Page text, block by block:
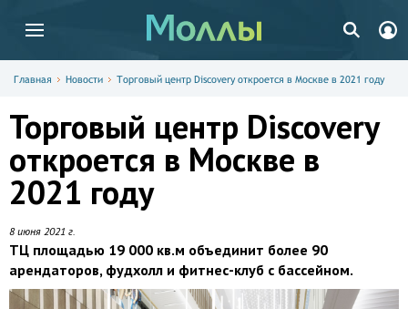
Главная Новости Торговый центр Discovery откроется в Москве в 2021 году
Торговый центр Discovery
откроется в Москве в
2021 году
8 июня 2021 г.
ТЦ площадью 19 000 кв.м объединит более 90
арендаторов, фудхолл и фитнес-клуб с бассейном.